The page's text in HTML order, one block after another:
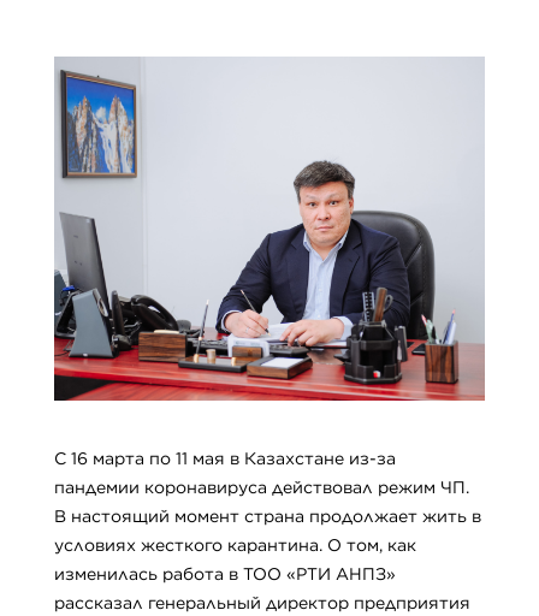
С 16 марта по 11 мая в Казахстане из-за
пандемии коронавируса действовал режим ЧП.
В настоящий момент страна продолжает жить в
условиях жесткого карантина. О том, как
изменилась работа в ТОО «РТИ АНПЗ»
рассказал генеральный директор предприятия